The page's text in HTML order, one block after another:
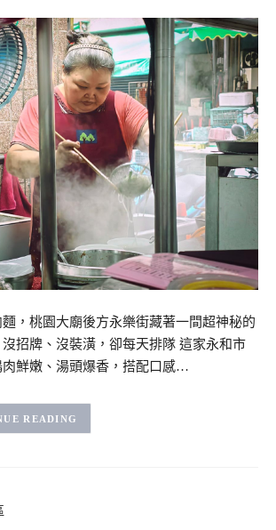
，桃園大廟後方永樂街藏著一間超神秘的
沒招牌、沒裝潢，卻每天排隊 這家永和市
鮮嫩、湯頭爆香，搭配口感…
READING